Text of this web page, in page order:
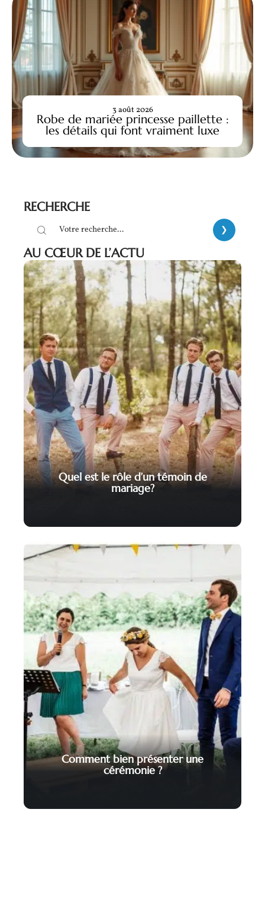
Robe de mariée princesse paillette :
les détails qui font vraiment luxe
3 août 2026
RECHERCHE
AU CŒUR DE L’ACTU
Quel est le rôle d’un témoin de
mariage?
Comment bien présenter une
cérémonie ?